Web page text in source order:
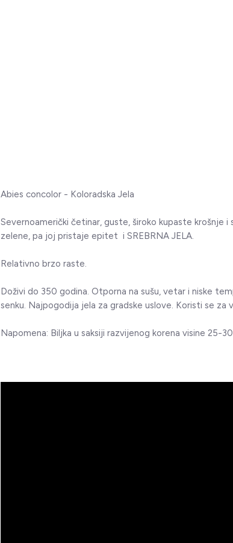
Abies concolor - Koloradska Jela
Severnoamerički četinar, guste, široko kupaste krošnje
zelene, pa joj pristaje epitet i SREBRNA JELA.
Relativno brzo raste.
Doživi do 350 godina. Otporna na sušu, vetar i niske
senku. Najpogodija jela za gradske uslove. Koristi se
Napomena: Biljka u saksiji razvijenog korena visine 25-